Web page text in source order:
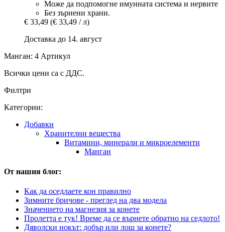
Може да подпомогне имунната система и нервите
Без зърнени храни.
€ 33,49 (€ 33,49 / л)
Доставка до 14. август
Манган: 4 Артикул
Всички цени са с ДДС.
Филтри
Категории:
Добавки
Хранителни вещества
Витамини, минерали и микроелементи
Манган
От нашия блог:
Как да оседлаете кон правилно
Зимните бричове - преглед на два модела
Значението на магнезия за конете
Пролетта е тук! Време да се върнете обратно на седлото!
Дяволски нокът: добър или лош за конете?